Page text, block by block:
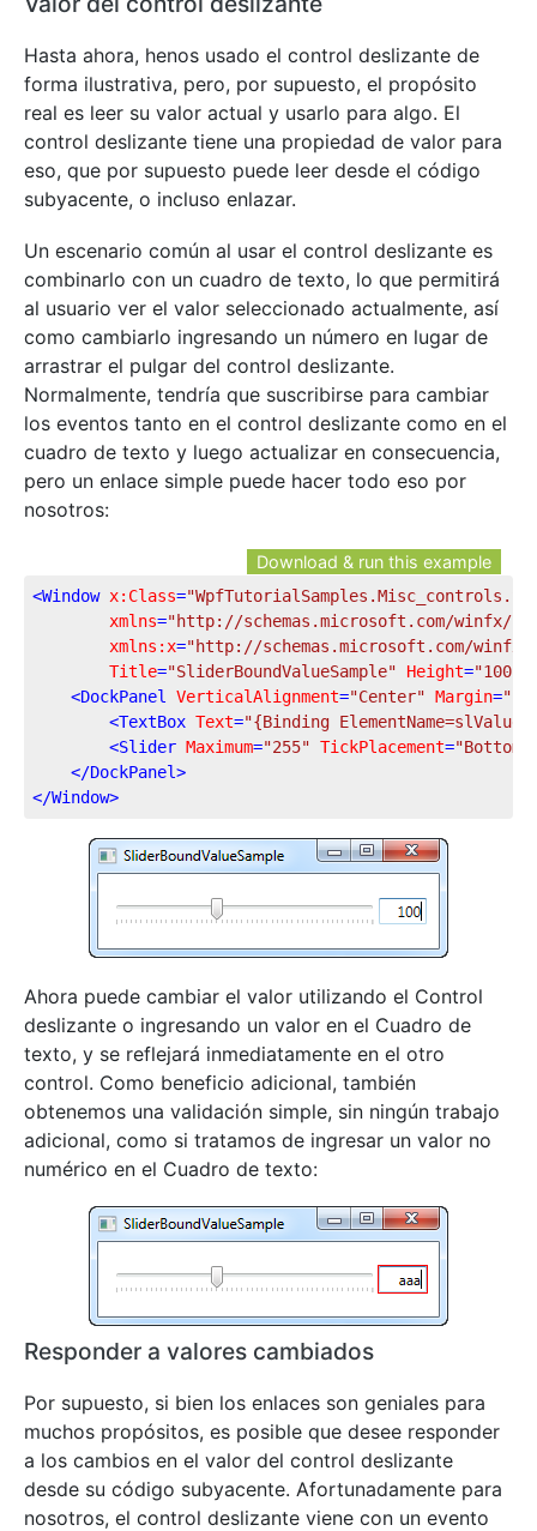
Hasta ahora, henos usado el control deslizante de
forma ilustrativa, pero, por supuesto, el propósito
real es leer su valor actual y usarlo para algo. El
control deslizante tiene una propiedad de valor para
eso, que por supuesto puede leer desde el código
subyacente, o incluso enlazar.
Un escenario común al usar el control deslizante es
combinarlo con un cuadro de texto, lo que permitirá
al usuario ver el valor seleccionado actualmente, así
como cambiarlo ingresando un número en lugar de
arrastrar el pulgar del control deslizante.
Normalmente, tendría que suscribirse para cambiar
los eventos tanto en el control deslizante como en el
cuadro de texto y luego actualizar en consecuencia,
pero un enlace simple puede hacer todo eso por
nosotros:
Download & run this example
<Window x:Class=
xmlns="http://schemas.microsoft.com/winfx/
xmlns:x="http://schemas.microsoft.com/winfx/
Title="SliderBoundValueSample" Height="100"
<DockPanel VerticalAlignment="Center" Margin=
<TextBox Text="{Binding
<Slider Maximum="255" TickPlacement=
</DockPanel>
</Window>
Ahora puede cambiar el valor utilizando el Control
deslizante o ingresando un valor en el Cuadro de
texto, y se reflejará inmediatamente en el otro
control. Como beneficio adicional, también
obtenemos una validación simple, sin ningún trabajo
adicional, como si tratamos de ingresar un valor no
numérico en el Cuadro de texto:
Responder a valores cambiados
Por supuesto, si bien los enlaces son geniales para
muchos propósitos, es posible que desee responder
a los cambios en el valor del control deslizante
desde su código subyacente. Afortunadamente para
nosotros, el control deslizante viene con un evento